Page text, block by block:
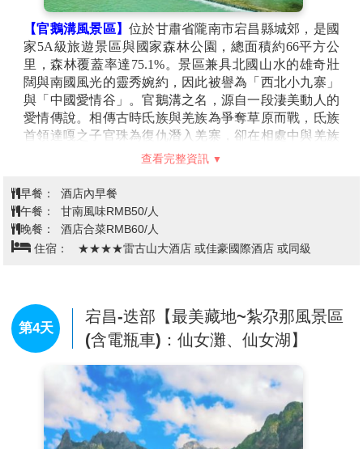
【官鵝溝風景區】位於甘肅省隴南市宕昌縣城郊，是國
家5A級旅遊景區與國家森林公園，總面積約66平方公
里，森林覆蓋率達75.1%。景區兼具北國山水的雄奇壯
闊與南國風光的靈秀婉約，因此被譽為「西北小九寨」
與「中國愛情谷」。官鵝溝之名，源自一段淒美動人的
愛情傳說。相傳古時氐族與羌族為爭奪草原而戰，氐族
首領達嘎之子官珠為復仇潛入羌寨，卻在相處中與羌族
首領之女娥嫚彼此傾心。兩人在隱秘的情愫中相知相惜
細膩情感悄然滋長。中秋婚宴之夜，兩人卻因陰謀雙雙
殞命，臨終前以血淚懇求兩族化解仇恨、重歸和平。這
段愛情超越仇怨的故事，也為官鵝溝增添了浪漫而深沉
的人文色彩。景區由官珠溝與鵝嫚溝兩大核心片區組
查看完整資訊
早餐：
酒店內早餐
午餐：
甘南風味RMB50/人
晚餐：
酒店合菜RMB60/人
住宿：
★★★★雷古山大酒店 或佳豪國際酒店 或同級
第4天
宕昌-迭部【最美藏地~紮尕那風景區
(含電瓶車)：仙女灘、仙女湖】